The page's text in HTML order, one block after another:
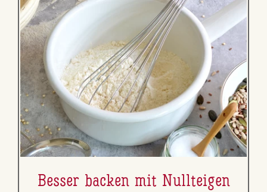
Besser backen mit Null­tei­gen